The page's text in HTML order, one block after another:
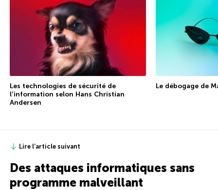
Les technologies de sécurité de
l’information selon Hans Christian
Andersen
Le débogage de
Lire l’article suivant
Des attaques informatiques sans
programme malveillant